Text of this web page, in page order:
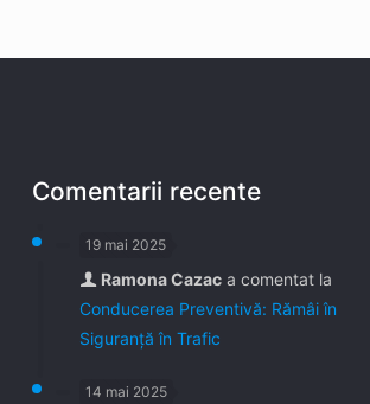
Comentarii recente
19 mai 2025
Ramona Cazac a comentat la
Conducerea Preventivă: Rămâi în
Siguranță în Trafic
14 mai 2025